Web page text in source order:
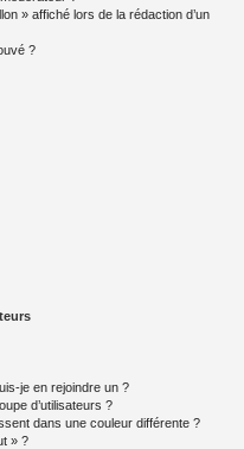
» affiché lors de la rédaction d’un
?
je en rejoindre un ?
d’utilisateurs ?
dans une couleur différente ?
» ?